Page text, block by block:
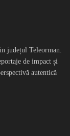
județul Teleorman.
de impact și
autentică